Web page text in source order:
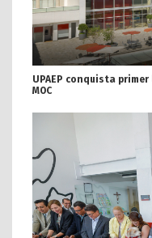
UPAEP conquista
MOC